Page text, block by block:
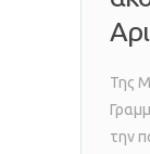
Της
την